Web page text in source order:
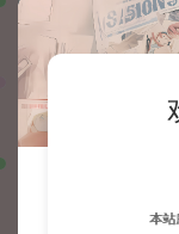
本站